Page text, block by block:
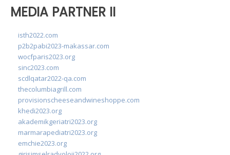
MEDIA PARTNER II
isth2022.com
p2b2pabi2023-makassar.com
wocfparis2023.org
sinc2023.com
scdlqatar2022-qa.com
thecolumbiagrill.com
provisionscheeseandwineshoppe.com
khedi2023.org
akademikgeriatri2023.org
marmarapediatri2023.org
emchie2023.org